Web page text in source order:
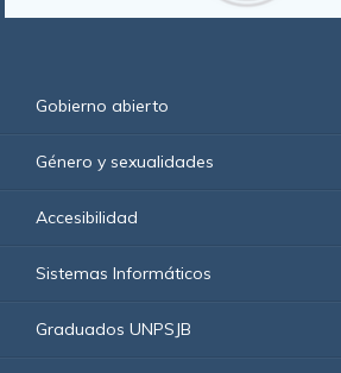
Gobierno abierto
Género y sexualidades
Accesibilidad
Sistemas Informáticos
Graduados UNPSJB